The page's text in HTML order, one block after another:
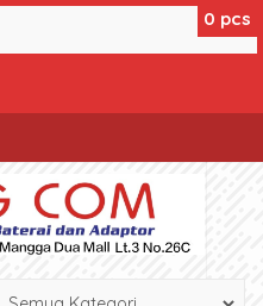
0 pcs